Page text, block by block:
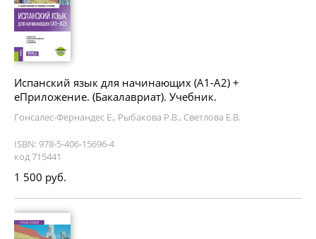
Испанский язык для начинающих (А1-А2) +
еПриложение. (Бакалавриат). Учебник.
Гонсалес-Фернандес Е., Рыбакова Р.В., Светлова Е.В.
ISBN: 978-5-406-15696-4
код 715441
1 500 руб.